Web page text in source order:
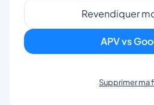
Revendiquer
APV vs
Supprimer ma